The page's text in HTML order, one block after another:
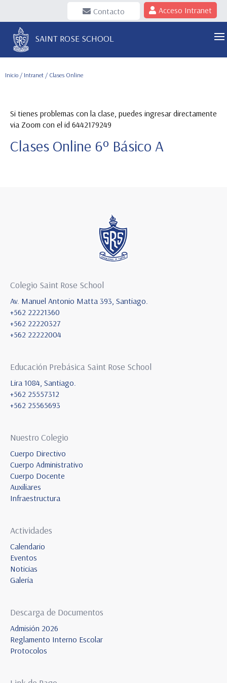
Contacto Acceso Intranet
SAINT ROSE SCHOOL
Inicio / Intranet / Clases Online
Si tienes problemas con la clase, puedes ingresar directamente
via Zoom con el id 6442179249
Clases Online 6º Básico A
Colegio Saint Rose School
Av. Manuel Antonio Matta 393, Santiago.
+562 22221360
+562 22220327
+562 22222004
Educación Prebásica Saint Rose School
Lira 1084, Santiago.
+562 25557312
+562 25565693
Nuestro Colegio
Cuerpo Directivo
Cuerpo Administrativo
Cuerpo Docente
Auxiliares
Infraestructura
Actividades
Calendario
Eventos
Noticias
Galería
Descarga de Documentos
Admisión 2026
Reglamento Interno Escolar
Protocolos